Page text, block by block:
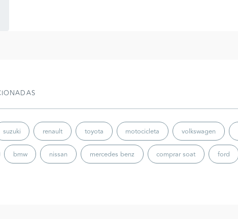
suzuki renault toyota motocicleta volkswagen
bmw nissan mercedes benz comprar soat ford